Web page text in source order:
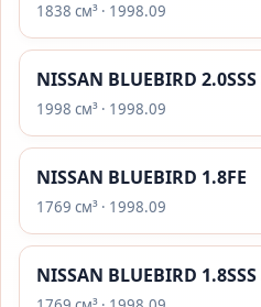
1838 см³ · 1998.09
NISSAN BLUEBIRD 2.0SSS
1998 см³ · 1998.09
NISSAN BLUEBIRD 1.8FE
1769 см³ · 1998.09
NISSAN BLUEBIRD 1.8SSS